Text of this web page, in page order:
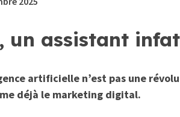
un assistant
artificielle n’est pas une
déjà le marketing digital.